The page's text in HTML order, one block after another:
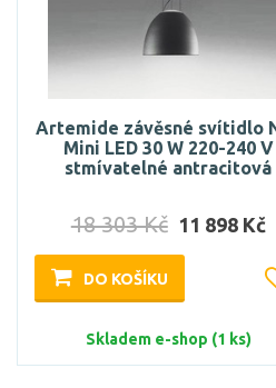
Artemide závěsné svítidlo
Mini LED 30 W 220-240 V
stmívatelné antracitová
18 303 Kč 11 898 Kč
DO KOŠÍKU
Skladem e-shop (1 ks)